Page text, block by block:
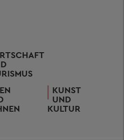
KUNST
UND
KULTUR